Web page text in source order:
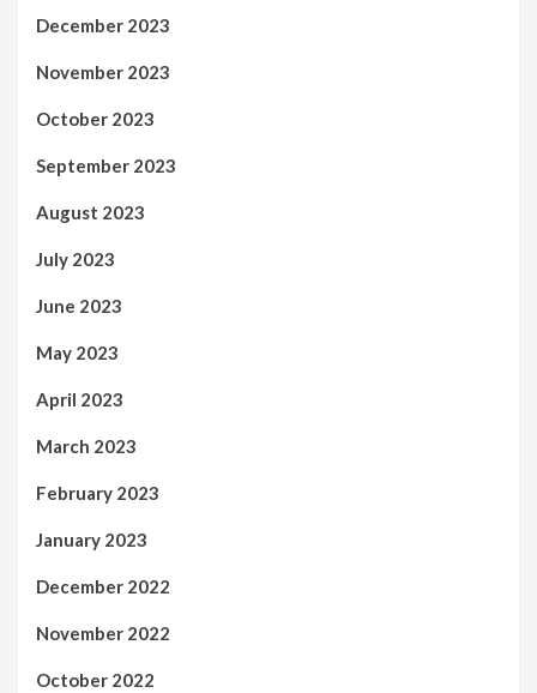
December 2023
November 2023
October 2023
September 2023
August 2023
July 2023
June 2023
May 2023
April 2023
March 2023
February 2023
January 2023
December 2022
November 2022
October 2022